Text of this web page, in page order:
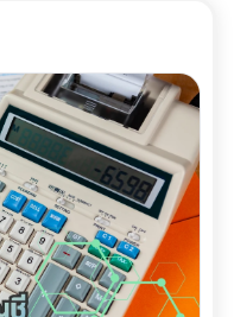
อย่างถูกต้อง 100% 3.
ษาทางการเงินส่วนตัว)
ค่การปิดงบ แต่คนเก่งๆ
ทธ์ ไม่ว่าจะเป็นการหา
ต้อง การประเมินผลกระ
จนถึงการจัดทำงบการเงิน
ามย้อนแย้งของ Data"
รทางภาษีของคุณ
พากรก็ไม่ใช่เรื่องที่น่า
องภาษี!